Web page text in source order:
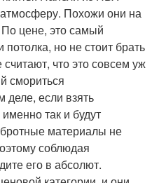
Похожи они на
По цене, это самый
но не стоит брать
что это совсем уж
смориться
деле, если взять
так и будут
материалы не
соблюдая
его в абсолют.